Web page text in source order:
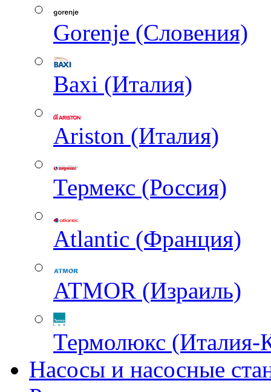
Gorenje (Словения)
Baxi (Италия)
Ariston (Италия)
Термекс (Россия)
Atlantic (Франция)
ATMOR (Израиль)
Термолюкс (Италия-
Насосы и насосные